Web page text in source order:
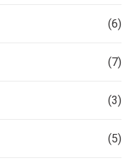
(6)
(7)
(3)
(5)